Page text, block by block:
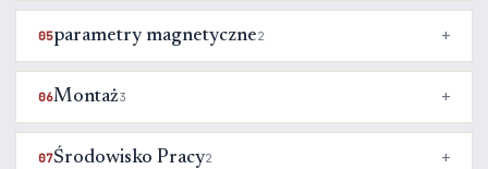
05parametry magnetyczne2
06Montaż3
07Środowisko Pracy2